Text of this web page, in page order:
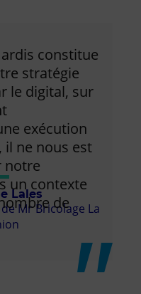
constitue
stratégie
le digital, sur
exécution
il ne nous est
notre
un contexte
de
Lales
Mr Bricolage La